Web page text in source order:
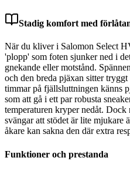
Stadig komfort med
När du kliver i Salomon Select
'plopp' som foten sjunker ned i
gnekande eller motstånd.
och den breda pjäxan sitter
timmar på fjällsluttningen känns
som att gå i ett par robusta
temperaturen kryper nedåt.
svängar att stödet är lite mjukare
åkare kan sakna den där extra
Funktioner och prestanda